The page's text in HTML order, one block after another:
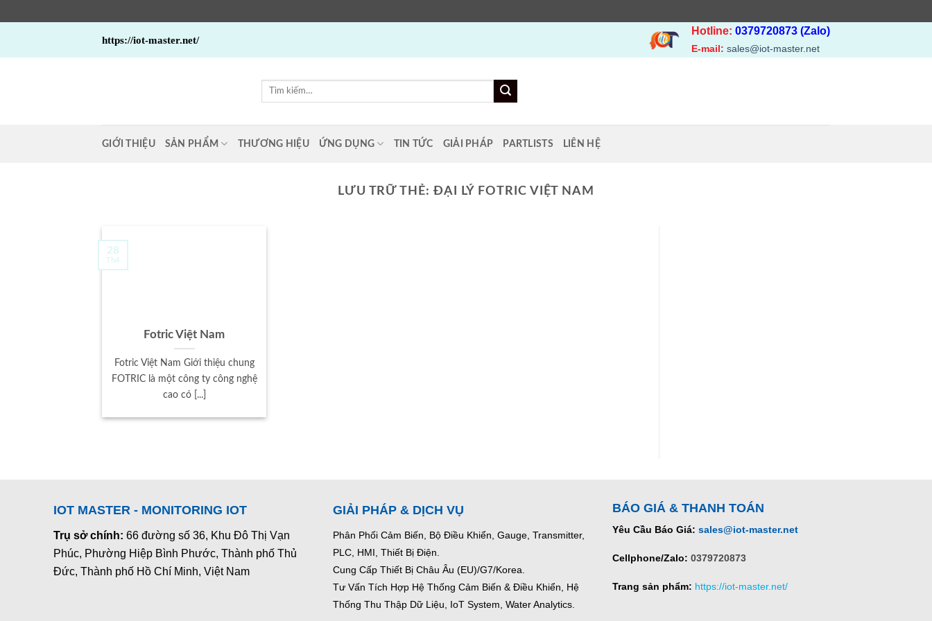
https://iot-master.net/
Hotline: 0379720873 (Zalo)
E-mail: sales@iot-master.net
Tìm
GIỚI THIỆU SẢN PHẨM THƯƠNG HIỆU ỨNG DỤNG TIN TỨC GIẢI PHÁP PARTLISTS LIÊN HỆ
LƯU TRỮ THẺ: ĐẠI LÝ FOTRIC VIỆT NAM
Fotric Việt Nam
Fotric Việt Nam Giới thiệu chung
FOTRIC là một công ty công nghệ
cao có [...]
28
Th4
IOT MASTER - MONITORING IOT
Trụ sở chính: 66 đường số 36, Khu Đô Thị Vạn
Phúc, Phường Hiệp Bình Phước, Thành phố Thủ
Đức, Thành phố Hồ Chí Minh, Việt Nam
GIẢI PHÁP & DỊCH VỤ
Phân Phối Cảm Biến, Bộ Điều Khiển, Gauge, Transmitter,
PLC, HMI, Thiết Bị Điện.
Cung Cấp Thiết Bị Châu Âu (EU)/G7/Korea.
Tư Vấn Tích Hợp Hệ Thống Cảm Biến & Điều Khiển, Hệ
Thống Thu Thập Dữ Liệu, IoT System, Water Analytics.
BÁO GIÁ & THANH TOÁN
Yêu Cầu Báo Giá: sales@iot-master.net
Cellphone/Zalo: 0379720873
Trang sản phẩm: https://iot-master.net/